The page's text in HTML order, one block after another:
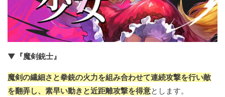
▼『魔剣銃士』
魔剣の繊細さと拳銃の火力を組み合わせて連続攻撃を行い敵
を翻弄し、素早い動きと近距離攻撃を得意とします。